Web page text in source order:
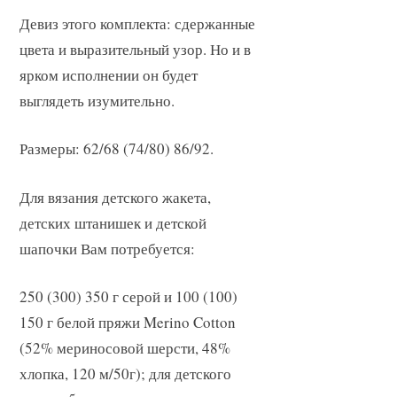
Девиз этого комплекта: сдержанные
цвета и выразительный узор. Но и в
ярком исполнении он будет
выглядеть изумительно.
Размеры: 62/68 (74/80) 86/92.
Для вязания детского жакета,
детских штанишек и детской
шапочки Вам потребуется:
250 (300) 350 г серой и 100 (100)
150 г белой пряжи Merino Cotton
(52% мериносовой шерсти, 48%
хлопка, 120 м/50г); для детского